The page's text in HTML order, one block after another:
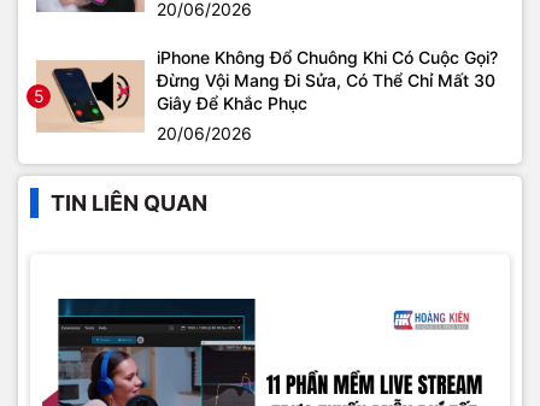
20/06/2026
5
iPhone Không Đổ Chuông Khi Có Cuộc Gọi?
Đừng Vội Mang Đi Sửa, Có Thể Chỉ Mất 30
Giây Để Khắc Phục
20/06/2026
TIN LIÊN QUAN